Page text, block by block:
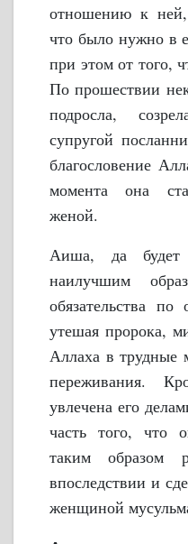
отношению к ней,
что было нужно в
при этом от того,
По прошествии
подросла,
супругой
благословение
момента она
женой.
Аиша, да
наилучшим
обязательства
утешая пророка,
Аллаха в трудные
переживания.
увлечена его
часть того, что
таким образом
впоследствии и
женщиной